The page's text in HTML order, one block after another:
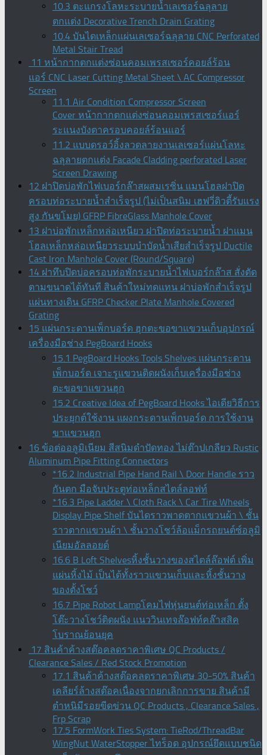
10.3 ตะแกรงโลหะระบายน้ำเลเซอร์ฉลุลาย
ตกแต่ง Decorative Trench Drain Grating
10.4 บันไดเหล็กแผ่นเลเซอร์ฉลุลาย CNC Perforated
Metal Stair Tread
11 หน้ากากตกแต่งซ่อนคอมเพรสเซอร์คอยล์ร้อน
แอร์ CNC Laser Cutting Metal Sheet \ AC Compressor
Screen
11.1 Air Condition Compressor Screen
Cover หน้ากากตกแต่งซ่อนคอมเพรสเซอร์แอร์
ระแนงบังตาครอบคอยล์ร้อนแอร์
11.2 แบบดรอว์อิ้งลวดลายงานเลเซอร์แผ่นโลหะ
ฉลุลายตกแต่ง Facade Cladding perforated Laser
Screen Drawing
12 ฝาปิดบ่อพักไฟเบอร์กล๊าสผสมเรซิ่น แมนโฮลฝาปิด
ครอบท่อระบายน้ำสำเร็จรูป (ไม่เป็นสนิม เฮฟวี่ดิวตี้รับแรง
สูง กันขโมย) GFRP FibreGlass Manhole Cover
13 ฝาบ่อพักเหล็กหล่อเหนียว ฝาปิดท่อระบายน้ำ ฝาแมน
โฮลเหล็กหล่อเหนียวระบบบำบัดน้ำเสียสำเร็จรูป Ductile
Cast Iron Manhole Cover (Round/Square)
14 ฝาทึบปิดบ่อครอบท่อพักระบายน้ำไฟเบอร์กล๊าส สั่งตัด
ตามขนาดได้ทันที สินค้าใหม่ทดแทน ฝาบ่อพักสําเร็จรูป
แผ่นทางเดิน GFRP Checker Plate Manhole Covered
Grating
15 แผ่นกระดานเพ็กบอร์ด ฮุกตะขอขาแขวนเก็บอุปกรณ์
เครื่องมือช่าง PegBoard Hooks
15.1 PegBoard Hooks Tools Shelves แผ่นกระดาน
เพ็กบอร์ด เจาะรูแขวนติดผนังเก็บเครื่องมือช่าง
ตะขอขาแขวนฮุก
15.2 Creative Idea of PegBoard Hooks ไอเดียวิธีการ
ประยุกต์ใช้งาน แผงกระดานเพ็กบอร์ด การใช้งาน
ขาแขวนฮุก
16 ข้อต่ออลูมิเนียม สีสนิมดำปัดทอง ไม่ต๊าปเกลียว Rustic
Aluminum Pipe Fitting Connectors
*16.2 Industrial Pipe Hand Rail \ Door Handle ราว
กันตก มือจับประตูท่อเหล็กสไตล์ลอฟท์
*16.3 Pipe Ladder \ Cloth Rack \ Car Tire Wheels
Display Pipe Shelf บันไดราวพาดตากแขวนผ้า \ ชั้น
ราวตากแขวนผ้า \ ชั้นวางโชว์ล้อแม็กรถยนต์ซ์อลูมิ
เนียมอัลลอยด์
16.6 B Loft Shelvesหิ้งชั้นวางของสไตล์ล๊อฟต์ เพิ่ม
แผ่นหิ้งไม้ เป็นได้ทั้งราวแขวนเก็บและหิ้งชั้นวาง
ของตั้งโชว์
16.7 Pipe Robot Lampโคมไฟหุ่นยนต์ท่อเหล็ก ตั้ง
โต๊ะวางโชว์ติดผนัง แนววินเทจล๊อฟท์คล๊าสสิค
โบราณย้อนยุค
17 สินค้าค้างสต๊อคลดราคาพิเศษ QC Products /
Clearance Sales / Red Stock Promotion
17.1 สินค้าค้างสต๊อคลดราคาพิเศษ 30-50% สินค้า
เคลียร์ล้างสต๊อคเนื่องจากยกเลิกการขาย สินค้ามี
ตำหนิมีรอยขีดข่วน QC Products , Clearance Sales ,
Frp Scrap
17.5 FormWork Ties System: TieRod/ThreadBar
WingNut WaterStopper ไทร็อด อุปกรณ์ยึดแบบชนิด